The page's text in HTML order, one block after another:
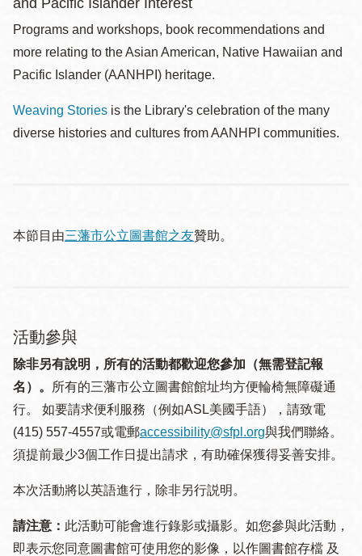
and Pacific Islander Interest
Programs and workshops, book recommendations and
more relating to the Asian American, Native Hawaiian and
Pacific Islander (AANHPI) heritage.
Weaving Stories is the Library's celebration of the many
diverse histories and cultures from AANHPI communities.
本節目由三藩市公立圖書館之友贊助。
活動參與
除非另有說明，所有的活動都歡迎您參加（無需登記報
名）。
所有的三藩市公立圖書館館址均方便輪椅無障礙通
行。 如要請求便利服務（例如ASL美國手語），請致電
(415) 557-4557或電郵accessibility@sfpl.org與我們聯絡。
須提 前最少3個工作日提出請求，有助確保獲得妥善安排。
本次活動將以英語進行，除非另行説明。
請注意： 此活動可能會進行錄影或攝影。如您參與此活動，
即表示您同意圖書館可使用您的影像，以作圖書館存檔 及